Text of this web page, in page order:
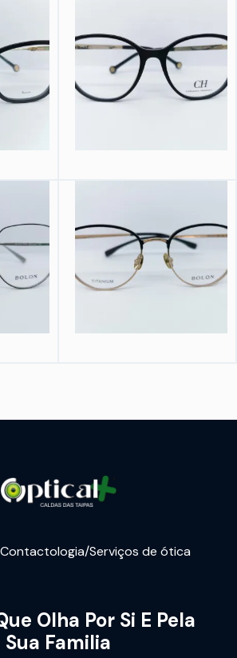
Serviços de ótica
Olha Por Si E Pela
Sua Familia